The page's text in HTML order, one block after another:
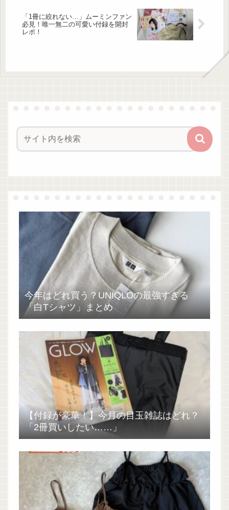
「1冊に絞れない…」ムーミンファン
必見！唯一無二の可愛い付録を開封
レポ！
今年はどれ買う？UNIQLOの最強すぎる
「白Tシャツ」まとめ
【付録が豪華！】今月の目玉雑誌はどれ？
「2冊買いしたい……」